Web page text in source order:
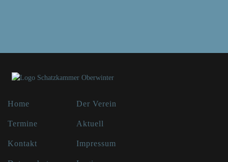
Home Der Verein
Termine Aktuell
Kontakt Impressum